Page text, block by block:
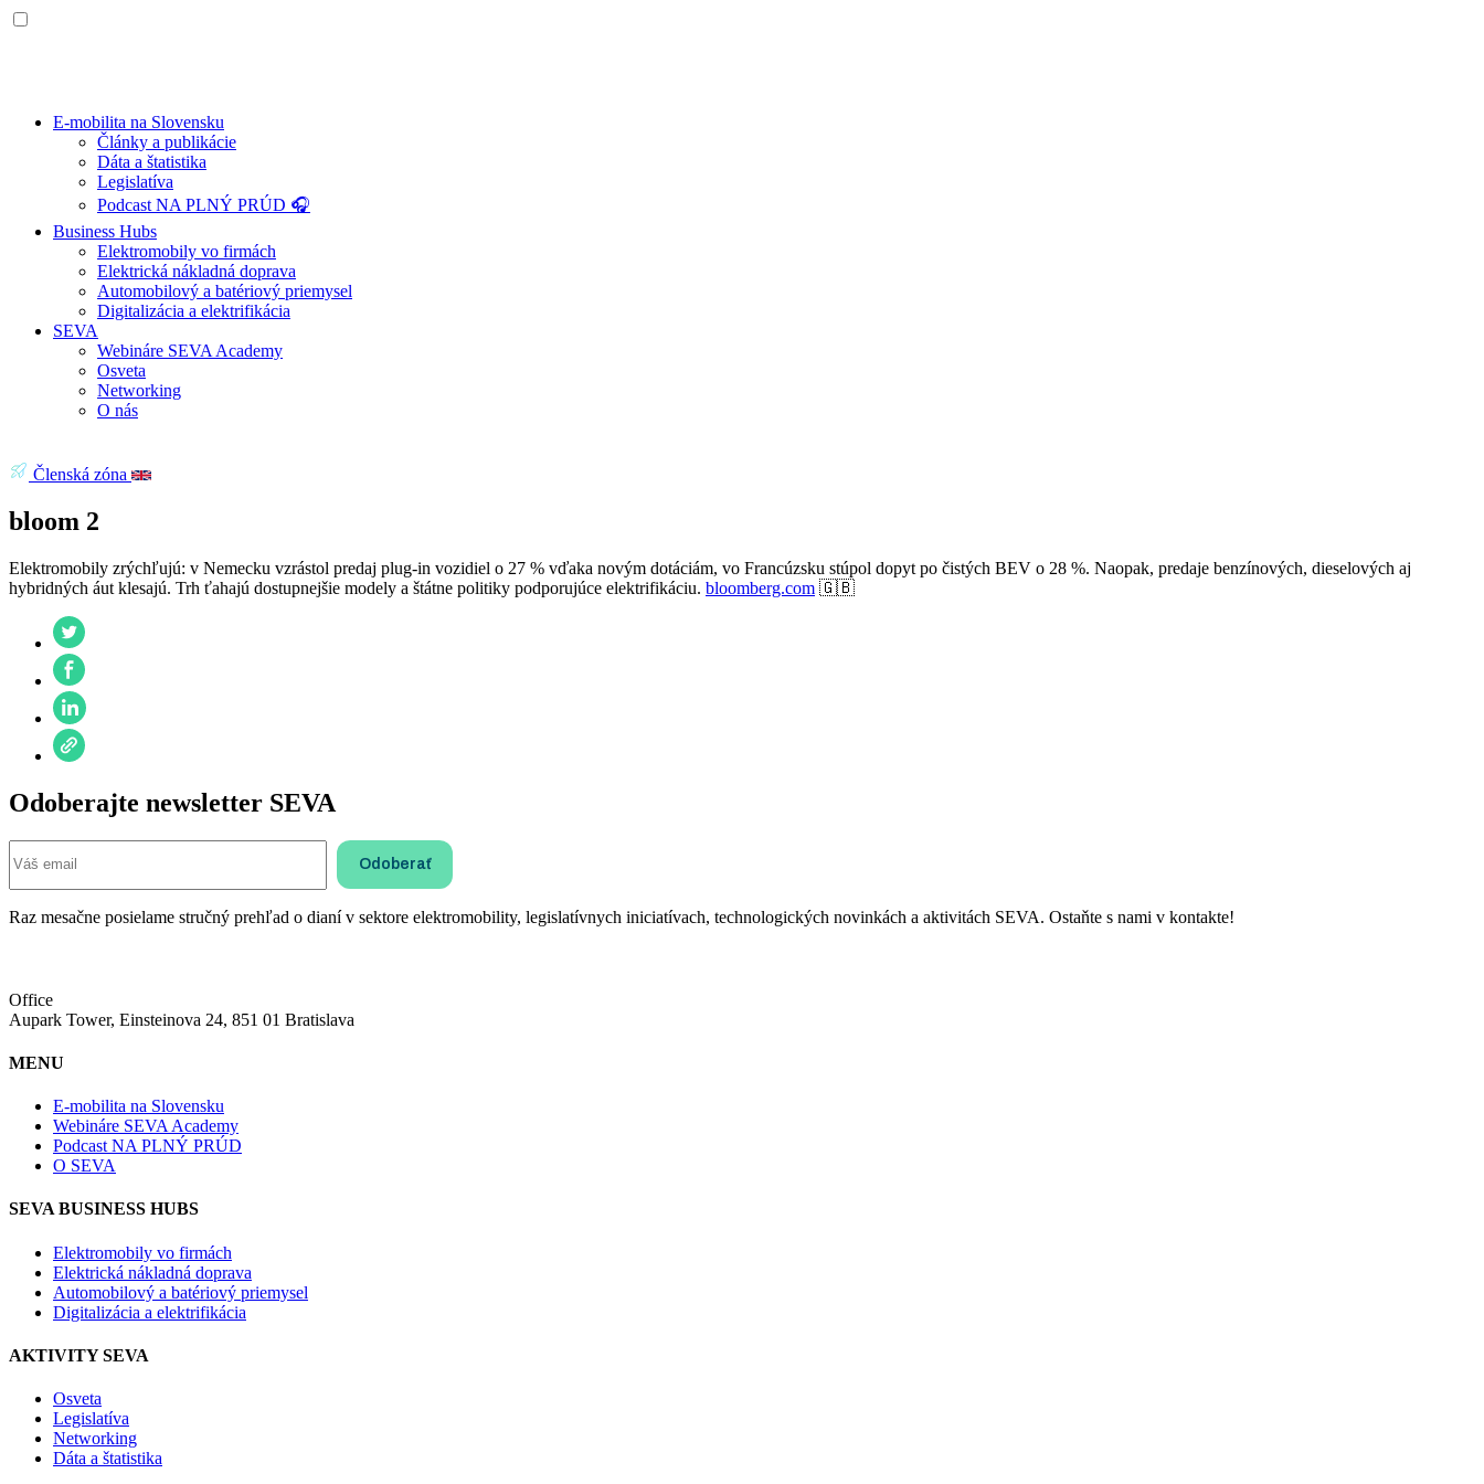
E-mobilita na Slovensku
Články a publikácie
Dáta a štatistika
Legislatíva
Podcast NA PLNÝ PRÚD 🎧
Business Hubs
Elektromobily vo firmách
Elektrická nákladná doprava
Automobilový a batériový priemysel
Digitalizácia a elektrifikácia
SEVA
Webináre SEVA Academy
Osveta
Networking
O nás
Členská zóna
bloom 2
Elektromobily zrýchľujú: v Nemecku vzrástol predaj plug-in vozidiel o 27 % vďaka novým dotáciám, vo Francúzsku stúpol dopyt po čistých BEV o 28 %. Naopak, predaje benzínových, dieselových aj
hybridných áut klesajú. Trh ťahajú dostupnejšie modely a štátne politiky podporujúce elektrifikáciu. bloomberg.com 🇬🇧
Odoberajte newsletter SEVA
Raz mesačne posielame stručný prehľad o dianí v sektore elektromobility, legislatívnych iniciatívach, technologických novinkách a aktivitách SEVA. Ostaňte s nami v kontakte!
Office
Aupark Tower, Einsteinova 24, 851 01 Bratislava
MENU
E-mobilita na Slovensku
Webináre SEVA Academy
Podcast NA PLNÝ PRÚD
O SEVA
SEVA BUSINESS HUBS
Elektromobily vo firmách
Elektrická nákladná doprava
Automobilový a batériový priemysel
Digitalizácia a elektrifikácia
AKTIVITY SEVA
Osveta
Legislatíva
Networking
Dáta a štatistika